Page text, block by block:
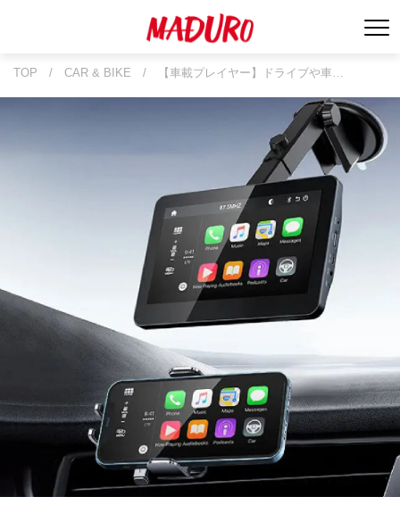
TOP / CAR & BIKE / 【車載プレイヤー】ドライブや車…